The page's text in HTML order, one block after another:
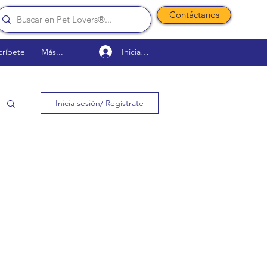
Contáctanos
Más... Iniciar sesión
Inicia sesión/ Regístrate